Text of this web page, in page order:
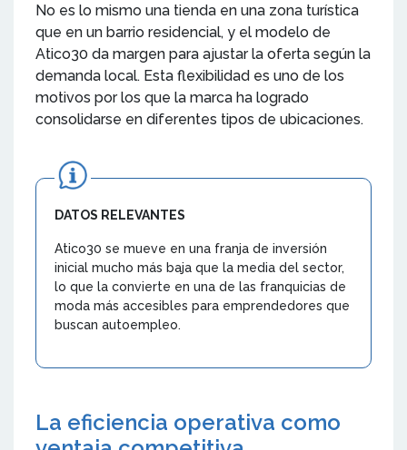
No es lo mismo una tienda en una zona turística
que en un barrio residencial, y el modelo de
Atico30 da margen para ajustar la oferta según la
demanda local. Esta flexibilidad es uno de los
motivos por los que la marca ha logrado
consolidarse en diferentes tipos de ubicaciones.
DATOS RELEVANTES
Atico30 se mueve en una franja de inversión
inicial mucho más baja que la media del sector,
lo que la convierte en una de las franquicias de
moda más accesibles para emprendedores que
buscan autoempleo.
La eficiencia operativa como